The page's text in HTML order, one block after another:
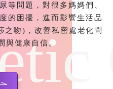
等問題，對很多媽媽們、
的困擾，進而影響生活品
之吻)，改善私密處老化問
與健康自信。